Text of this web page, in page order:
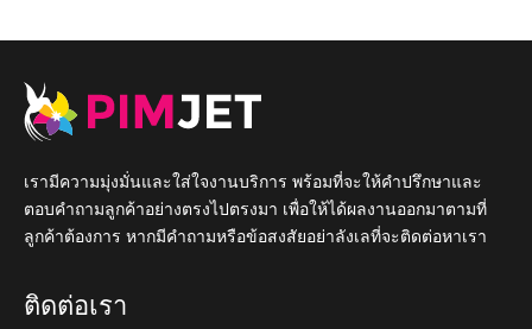
เรามีความมุ่งมั่นและใส่ใจงานบริการ พร้อมที่จะให้คำปรึกษาและ
ตอบคำถามลูกค้าอย่างตรงไปตรงมา เพื่อให้ได้ผลงานออกมาตามที่
ลูกค้าต้องการ หากมีคำถามหรือข้อสงสัยอย่าลังเลที่จะติดต่อหาเรา
ติดต่อเรา